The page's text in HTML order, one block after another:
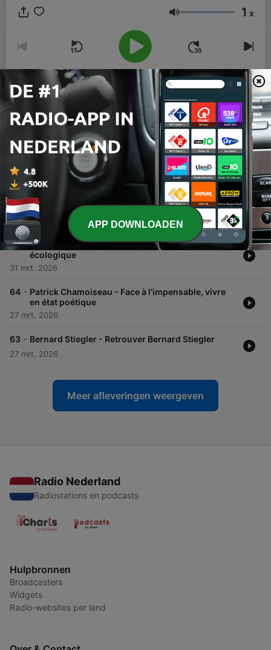
Volume 1 x
00:00
Afleveringen
67 - Boubacar Sangare - Filmer pour réhumaniser le
01 apr. 2026
66 - Philippe Descola - Chaque humain sur terre
compose son monde
02 apr. 2026
65 - Sophie Swaton - Transition intérieure et transition
écologique
31 mrt. 2026
64 - Patrick Chamoiseau - Face à l'impensable, vivre
en état poétique
27 mrt. 2026
63 - Bernard Stiegler - Retrouver Bernard Stiegler
27 mrt. 2026
Meer afleveringen weergeven
Radio Nederland
Radiostations en podcasts
Hulpbronnen
Broadcasters
Widgets
Radio-websites per land
APP DOWNLOADEN